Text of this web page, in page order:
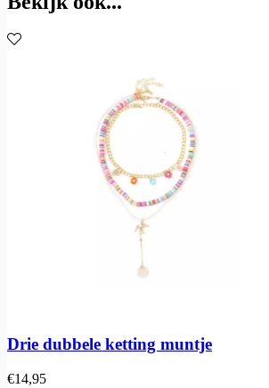
Drie dubbele ketting muntje
€14,95